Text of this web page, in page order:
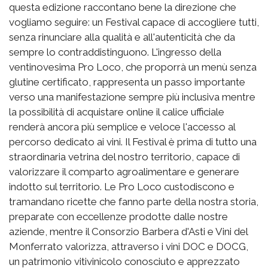
questa edizione raccontano bene la direzione che
vogliamo seguire: un Festival capace di accogliere tutti,
senza rinunciare alla qualità e all'autenticità che da
sempre lo contraddistinguono. L'ingresso della
ventinovesima Pro Loco, che proporrà un menù senza
glutine certificato, rappresenta un passo importante
verso una manifestazione sempre più inclusiva mentre
la possibilità di acquistare online il calice ufficiale
renderà ancora più semplice e veloce l'accesso al
percorso dedicato ai vini. Il Festival è prima di tutto una
straordinaria vetrina del nostro territorio, capace di
valorizzare il comparto agroalimentare e generare
indotto sul territorio. Le Pro Loco custodiscono e
tramandano ricette che fanno parte della nostra storia,
preparate con eccellenze prodotte dalle nostre
aziende, mentre il Consorzio Barbera d'Asti e Vini del
Monferrato valorizza, attraverso i vini DOC e DOCG,
un patrimonio vitivinicolo conosciuto e apprezzato